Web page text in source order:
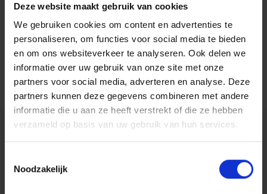
Deze website maakt gebruik van cookies
We gebruiken cookies om content en advertenties te
personaliseren, om functies voor social media te bieden
en om ons websiteverkeer te analyseren. Ook delen we
informatie over uw gebruik van onze site met onze
partners voor social media, adverteren en analyse. Deze
partners kunnen deze gegevens combineren met andere
informatie die u aan ze heeft verstrekt of die ze hebben
verzameld op basis van uw gebruik van hun services.
Noodzakelijk